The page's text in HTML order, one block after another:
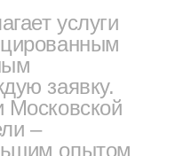
услуги
заявку.
Московской
–
опытом